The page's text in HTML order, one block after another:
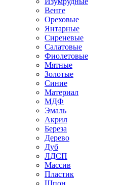
Венге
Ореховые
Янтарные
Сиреневые
Салатовые
Фиолетовые
Мятные
Золотые
Синие
Материал
МДФ
Эмаль
Акрил
Береза
Дерево
Дуб
ЛДСП
Массив
Пластик
Шпон